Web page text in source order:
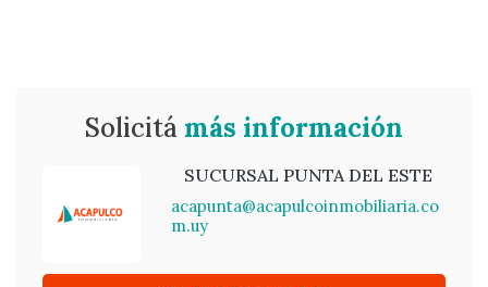
Solicitá más información
SUCURSAL PUNTA DEL ESTE
acapunta@acapulcoinmobiliaria.co
m.uy